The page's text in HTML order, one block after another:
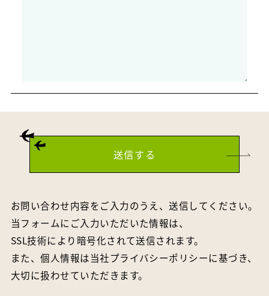
お問い合わせ内容をご入力のうえ、送信してください。
当フォームにご入力いただいた情報は、
SSL技術により暗号化されて送信されます。
また、個人情報は当社プライバシーポリシーに基づき、
大切に扱わせていただきます。